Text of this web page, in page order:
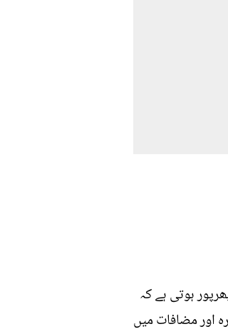
ہوتی ہے کہ
اور مضافات میں